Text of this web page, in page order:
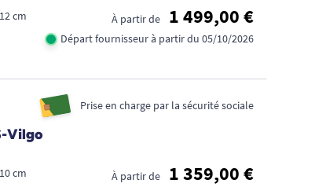
cm
À partir de 1 499,00 €
Départ fournisseur à partir du 05/10/2026
Prise en charge par la sécurité sociale
Vilgo
cm
À partir de 1 359,00 €